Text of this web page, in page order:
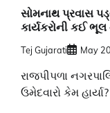
સોમનાથ પ્રવાસ
કાર્યકરોની કઈ
Tej Gujarati May
રાજપીપળા
ઉમેદવારો કેમ